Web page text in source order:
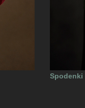
Spodenki